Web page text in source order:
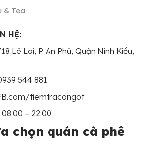
& Tea
HỆ:
Lê Lai, P. An Phú, Quận Ninh Kiều,
544 881
tiemtracongot
08:00 – 22:00
chọn quán cà phê